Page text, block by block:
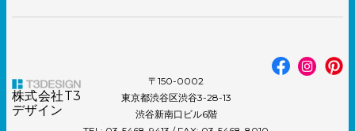
株式会社T3
デザイン
〒150-0002
東京都渋谷区渋谷3-28-13
渋谷新南口ビル6階